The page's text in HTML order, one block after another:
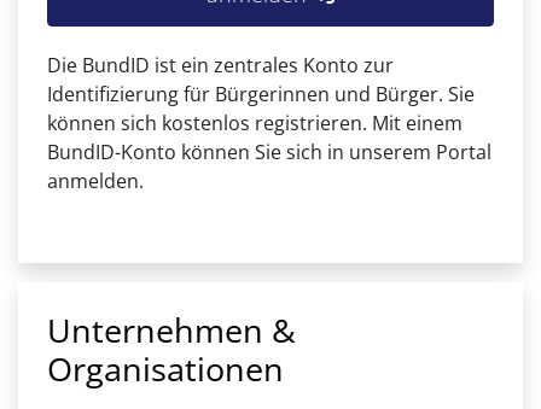
Die BundID ist ein zentrales Konto zur
Identifizierung für Bürgerinnen und Bürger. Sie
können sich kostenlos registrieren. Mit einem
BundID-Konto können Sie sich in unserem Portal
anmelden.
Unternehmen &
Organisationen